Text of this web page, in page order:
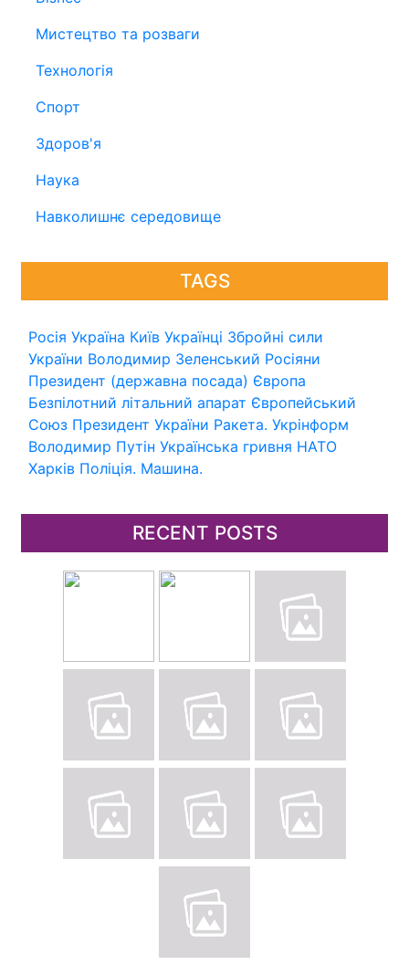
Мистецтво та розваги
Технологія
Спорт
Здоров'я
Наука
Навколишнє середовище
TAGS
Росія Україна Київ Українці Збройні сили
України Володимир Зеленський Росіяни
Президент (державна посада) Європа
Безпілотний літальний апарат Європейський
Союз Президент України Ракета. Укрінформ
Володимир Путін Українська гривня НАТО
Харків Поліція. Машина.
RECENT POSTS